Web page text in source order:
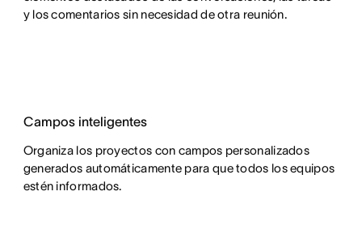
y los comentarios sin necesidad de otra reunión.
Campos inteligentes
Organiza los proyectos con campos personalizados
generados automáticamente para que todos los equipos
estén informados.